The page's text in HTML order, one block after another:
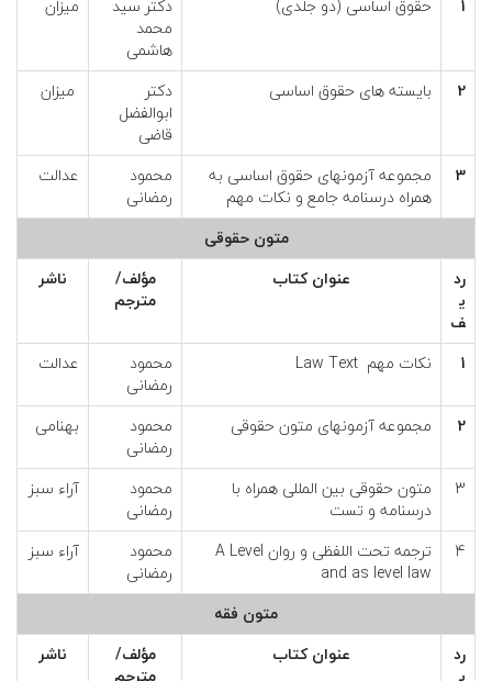
1 حقوق اساسی (دو جلدی)
دکتر سید
محمد
هاشمی
میزان
2 بایسته های حقوق اساسی
دکتر
ابوالفضل
قاضی
میزان
3
مجموعه آزمونهای حقوق اساسی به
همراه درسنامه جامع و نکات مهم
محمود
رمضانی
عدالت
متون حقوقی
رد
ي
ف
عنوان كتاب
مؤلف/
مترجم
ناشر
1 نکات مهم Law Text
محمود
رمضانی
عدالت
2 مجموعه آزمونهای متون حقوقی
محمود
رمضانی
بهنامی
3
متون حقوقی بین المللی همراه با
درسنامه و تست
محمود
رمضانی
آراء سبز
4
ترجمه تحت اللفظی و روان A Level
and as level law
محمود
رمضانی
آراء سبز
متون فقه
رد
عنوان كتاب
مؤلف/
ناشر